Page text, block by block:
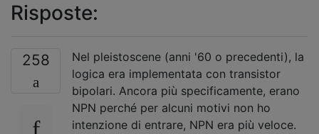
Risposte:
258
Nel pleistoscene (anni '60 o precedenti), la
logica era implementata con transistor
bipolari. Ancora più specificamente, erano
NPN perché per alcuni motivi non ho
intenzione di entrare, NPN era più veloce.